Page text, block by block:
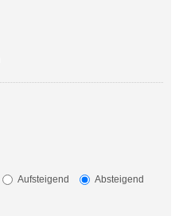
Aufsteigend
Absteigend